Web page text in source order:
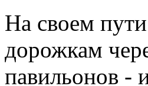
На своем
дорожкам
павильонов -